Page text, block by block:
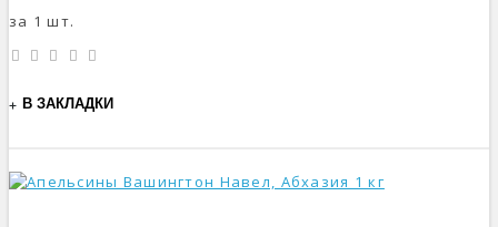
за 1 шт.
В ЗАКЛАДКИ